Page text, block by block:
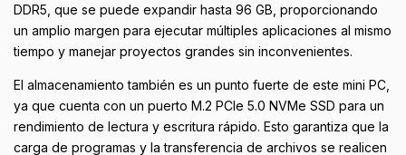
DDR5, que se puede expandir hasta 96 GB, proporcionando
un amplio margen para ejecutar múltiples aplicaciones al mismo
tiempo y manejar proyectos grandes sin inconvenientes.
El almacenamiento también es un punto fuerte de este mini PC,
ya que cuenta con un puerto M.2 PCIe 5.0 NVMe SSD para un
rendimiento de lectura y escritura rápido. Esto garantiza que la
carga de programas y la transferencia de archivos se realicen